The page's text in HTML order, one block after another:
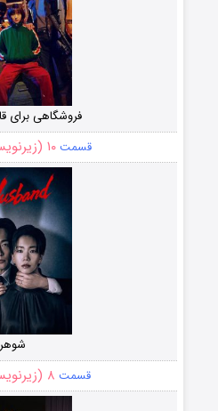
فروشگاهی برای
قسمت۱۰ (زیرنویس)
شوهر
قسمت ۸ (زیرنویس)